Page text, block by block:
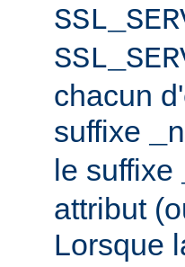
chacun
suffixe
_n
le suffixe
attribut
Lorsque